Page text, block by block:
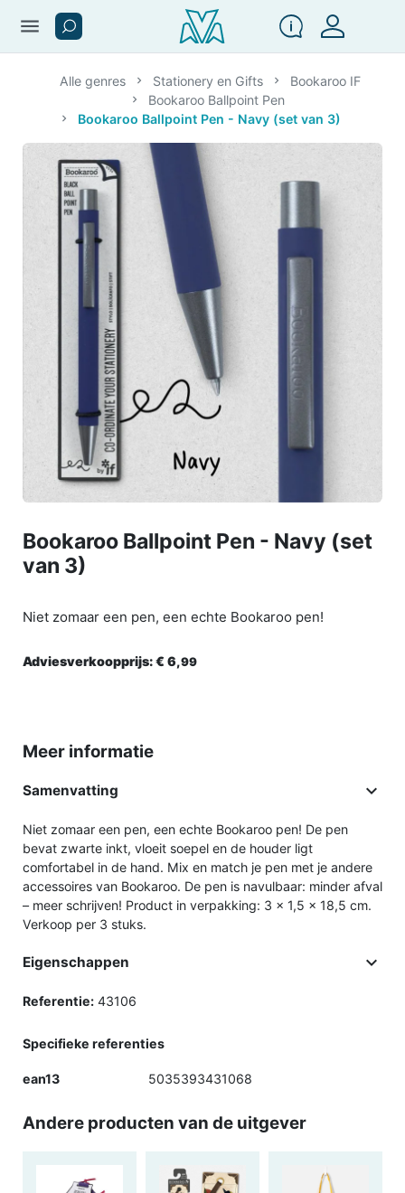
menu
Alle genres Stationery en Gifts
Bookaroo IF
Bookaroo Ballpoint Pen
Bookaroo Ballpoint Pen - Navy (set van 3)
Bookaroo Ballpoint Pen - Navy (set
van 3)
Niet zomaar een pen, een echte Bookaroo pen!
Adviesverkoopprijs:€ 6,99
Meer informatie
Samenvatting 
Niet zomaar een pen, een echte Bookaroo pen! De pen
bevat zwarte inkt, vloeit soepel en de houder ligt
comfortabel in de hand. Mix en match je pen met je andere
accessoires van Bookaroo. De pen is navulbaar: minder afval
– meer schrijven! Product in verpakking: 3 x 1,5 x 18,5 cm.
Verkoop per 3 stuks.
Eigenschappen 
Referentie: 43106
Specifieke referenties
ean13 5035393431068
Andere producten van de uitgever